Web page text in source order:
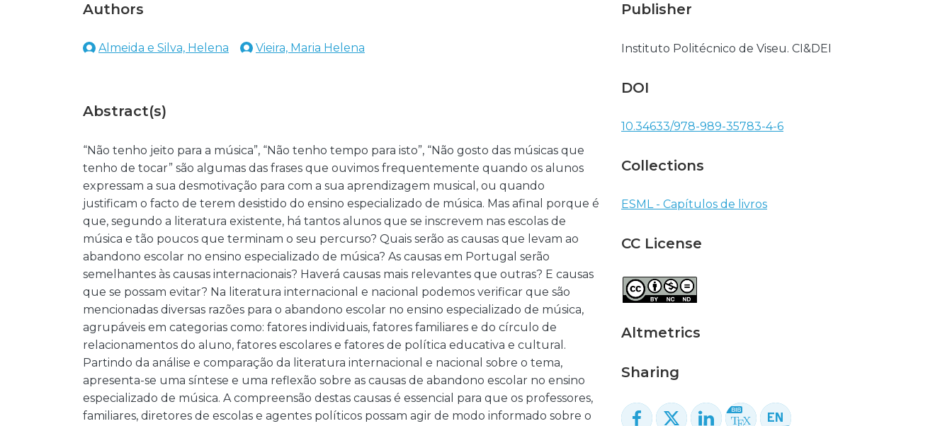
Authors
Almeida e Silva, Helena Vieira, Maria Helena
Abstract(s)
“Não tenho jeito para a música”, “Não tenho tempo para isto”, “Não gosto das músicas que
tenho de tocar” são algumas das frases que ouvimos frequentemente quando os alunos
expressam a sua desmotivação para com a sua aprendizagem musical, ou quando
justificam o facto de terem desistido do ensino especializado de música. Mas afinal porque é
que, segundo a literatura existente, há tantos alunos que se inscrevem nas escolas de
música e tão poucos que terminam o seu percurso? Quais serão as causas que levam ao
abandono escolar no ensino especializado de música? As causas em Portugal serão
semelhantes às causas internacionais? Haverá causas mais relevantes que outras? E causas
que se possam evitar? Na literatura internacional e nacional podemos verificar que são
mencionadas diversas razões para o abandono escolar no ensino especializado de música,
agrupáveis em categorias como: fatores individuais, fatores familiares e do círculo de
relacionamentos do aluno, fatores escolares e fatores de política educativa e cultural.
Partindo da análise e comparação da literatura internacional e nacional sobre o tema,
apresenta-se uma síntese e uma reflexão sobre as causas de abandono escolar no ensino
especializado de música. A compreensão destas causas é essencial para que os professores,
familiares, diretores de escolas e agentes políticos possam agir de modo informado sobre o
Publisher
Instituto Politécnico de Viseu. CI&DEI
DOI
10.34633/978-989-35783-4-6
Collections
ESML - Capítulos de livros
CC License
Altmetrics
Sharing